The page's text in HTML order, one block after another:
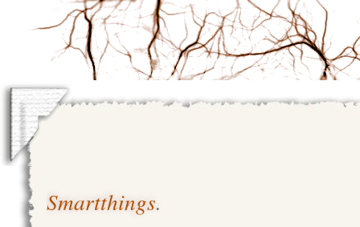
Smartthings.